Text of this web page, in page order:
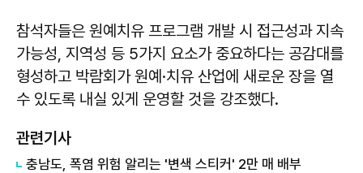
참석자들은 원예치유 프로그램 개발 시 접근성과 지속
가능성, 지역성 등 5가지 요소가 중요하다는 공감대를
형성하고 박람회가 원예·치유 산업에 새로운 장을 열
수 있도록 내실 있게 운영할 것을 강조했다.
관련기사
충남도, 폭염 위험 알리는 '변색 스티커' 2만 매 배부